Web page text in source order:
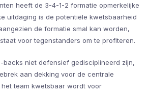
heeft de 3-4-1-2 formatie opmerkelijke
uitdaging is de potentiële kwetsbaarheid
de formatie smal kan worden,
voor tegenstanders om te profiteren.
backs niet defensief gedisciplineerd zijn,
aan dekking voor de centrale
team kwetsbaar wordt voor